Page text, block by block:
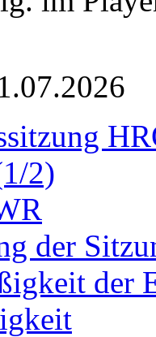
2)
der
der